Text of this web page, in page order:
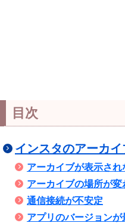
目次
インスタのアーカ
アーカイブが表示され
アーカイブの場所が変
通信接続が不安定
アプリのバージョンが